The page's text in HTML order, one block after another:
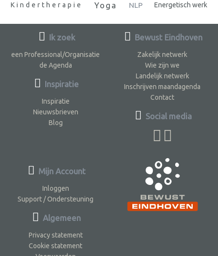
Kindertherapie Yoga NLP Energetisch werk
Ik zoek
een Professional/Organisatie
de Agenda
Inspiratie
Inspiratie
Nieuwsbrieven
Blog
Bewust Eindhoven
Zakelijk netwerk
Wie zijn we
Landelijk netwerk
Inschrijven maandagenda
Contact
Social media
Mijn Account
Inloggen
Support / Ondersteuning
Algemeen
Privacy statement
Cookie statement